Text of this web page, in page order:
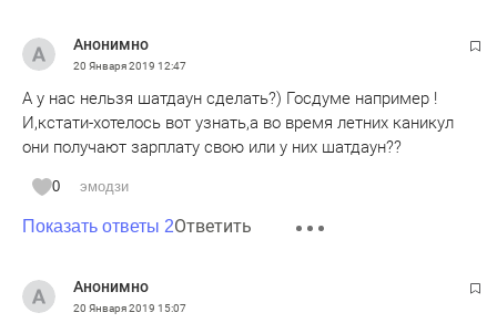
Анонимно
20 Января 2019 12:47
А у нас нельзя шатдаун сделать?) Госдуме например !
И,кстати-хотелось вот узнать,а во время летних каникул
они получают зарплату свою или у них шатдаун??
0 эмодзи
Показать ответы 2Ответить
Анонимно
20 Января 2019 15:07